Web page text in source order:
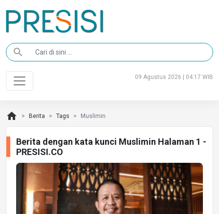
search
09 Agustus 2026 | 04:17 WIB
home Berita Tags Muslimin
Berita dengan kata kunci Muslimin Halaman 1 -
PRESISI.CO